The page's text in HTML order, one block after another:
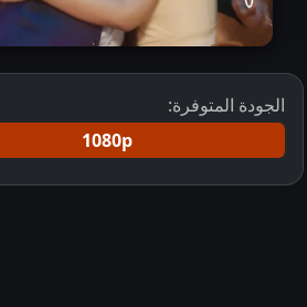
الجودة المتوفرة:
1080p